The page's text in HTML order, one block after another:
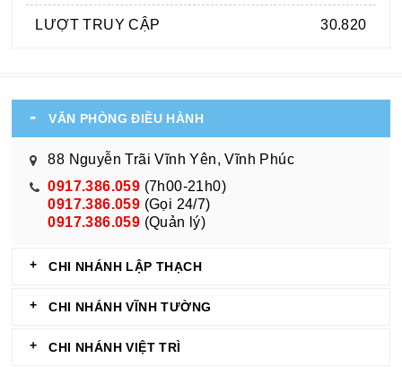
LƯỢT TRUY CẬP 30.820
VĂN PHÒNG ĐIỀU HÀNH
88 Nguyễn Trãi Vĩnh Yên, Vĩnh Phúc
0917.386.059 (7h00-21h0)
0917.386.059 (Gọi 24/7)
0917.386.059 (Quản lý)
CHI NHÁNH LẬP THẠCH
CHI NHÁNH VĨNH TƯỜNG
CHI NHÁNH VIỆT TRÌ